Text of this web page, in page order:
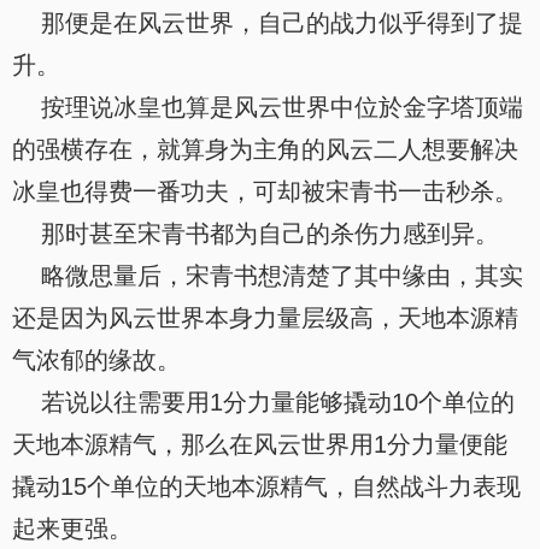
那便是在风云世界，自己的战力似乎得到了提
升。
按理说冰皇也算是风云世界中位於金字塔顶端
的强横存在，就算身为主角的风云二人想要解决
冰皇也得费一番功夫，可却被宋青书一击秒杀。
那时甚至宋青书都为自己的杀伤力感到异。
略微思量后，宋青书想清楚了其中缘由，其实
还是因为风云世界本身力量层级高，天地本源精
气浓郁的缘故。
若说以往需要用1分力量能够撬动10个单位的
天地本源精气，那么在风云世界用1分力量便能
撬动15个单位的天地本源精气，自然战斗力表现
起来更强。